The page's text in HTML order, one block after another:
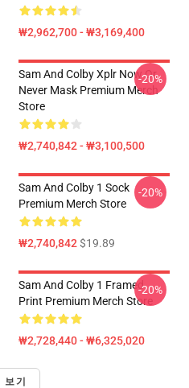
₩2,962,700 - ₩3,169,400
Sam And Colby Xplr Now Or
Never Mask Premium Merch
Store
₩2,740,842 - ₩3,100,500
-20%
Sam And Colby 1 Sock
Premium Merch Store
₩2,740,842$19.89
-20%
Sam And Colby 1 Framed
Print Premium Merch Store
₩2,728,440 - ₩6,325,020
-20%
보기